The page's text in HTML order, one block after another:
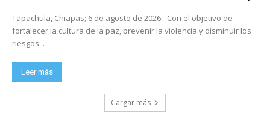
Tapachula, Chiapas; 6 de agosto de 2026.- Con el objetivo de
fortalecer la cultura de la paz, prevenir la violencia y disminuir los
riesgos...
Leer más
Cargar más